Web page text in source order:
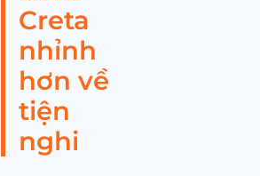
Creta
nhỉnh
hơn về
tiện
nghi